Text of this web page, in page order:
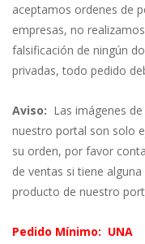
aceptamos ordenes de
empresas, no
falsificación de ningún
privadas, todo pedido
Aviso: Las imágenes
nuestro portal son solo
su orden, por favor
de ventas si tiene
producto de nuestro
Pedido Mínimo: UNA